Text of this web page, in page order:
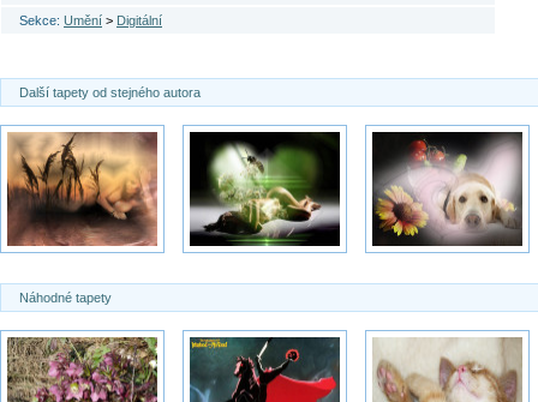
Sekce: Umění > Digitální
Další tapety od stejného autora
Náhodné tapety